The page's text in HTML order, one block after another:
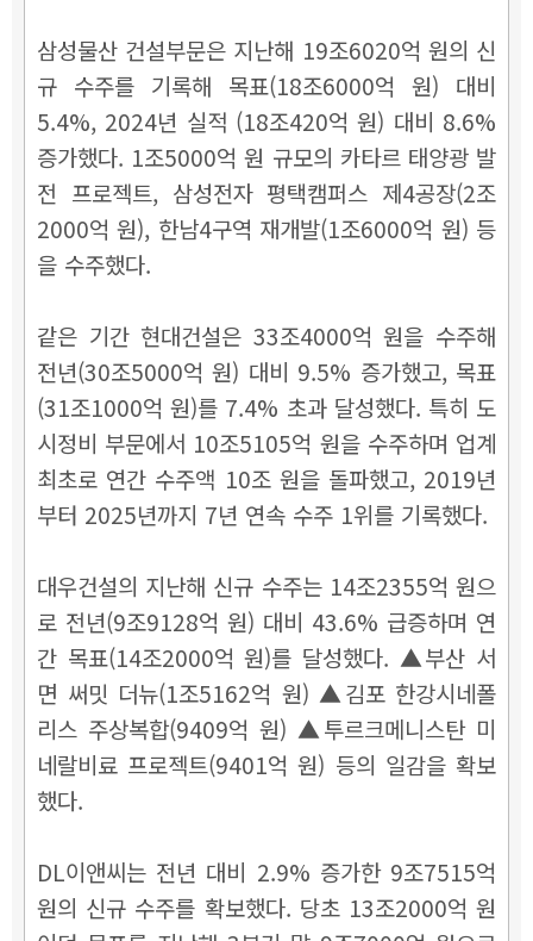
삼성물산 건설부문은 지난해 19조6020억 원의 신
규 수주를 기록해 목표(18조6000억 원) 대비
5.4%, 2024년 실적 (18조420억 원) 대비 8.6%
증가했다. 1조5000억 원 규모의 카타르 태양광 발
전 프로젝트, 삼성전자 평택캠퍼스 제4공장(2조
2000억 원), 한남4구역 재개발(1조6000억 원) 등
을 수주했다.
같은 기간 현대건설은 33조4000억 원을 수주해
전년(30조5000억 원) 대비 9.5% 증가했고, 목표
(31조1000억 원)를 7.4% 초과 달성했다. 특히 도
시정비 부문에서 10조5105억 원을 수주하며 업계
최초로 연간 수주액 10조 원을 돌파했고, 2019년
부터 2025년까지 7년 연속 수주 1위를 기록했다.
대우건설의 지난해 신규 수주는 14조2355억 원으
로 전년(9조9128억 원) 대비 43.6% 급증하며 연
간 목표(14조2000억 원)를 달성했다. ▲부산 서
면 써밋 더뉴(1조5162억 원) ▲김포 한강시네폴
리스 주상복합(9409억 원) ▲투르크메니스탄 미
네랄비료 프로젝트(9401억 원) 등의 일감을 확보
했다.
DL이앤씨는 전년 대비 2.9% 증가한 9조7515억
원의 신규 수주를 확보했다. 당초 13조2000억 원